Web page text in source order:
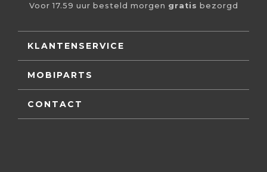
Voor 17.59 uur besteld morgen gratis bezorgd
KLANTENSERVICE
MOBIPARTS
CONTACT